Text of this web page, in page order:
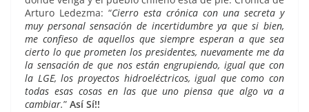
Arturo Ledezma: “Cierro esta crónica con una secreta y
muy personal sensación de incertidumbre ya que si bien,
me confieso de aquellos que siempre esperan a que sea
cierto lo que prometen los presidentes, nuevamente me da
la sensación de que nos están engrupiendo, igual que con
la LGE, los proyectos hidroeléctricos, igual que como con
todas esas cosas en las que uno piensa que algo va a
cambiar.” Así Sí!!